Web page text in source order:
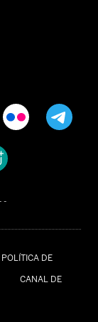
POLÍTICA DE
CANAL DE